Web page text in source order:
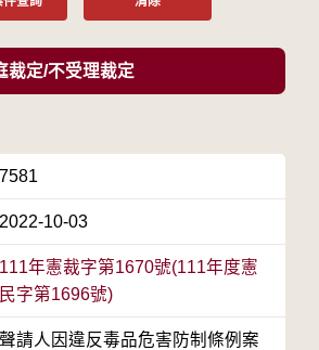
裁定/不受理裁定
7581
2022-10-03
111年憲裁字第1670號(111年度憲
民字第1696號)
聲請人因違反毒品危害防制條例案